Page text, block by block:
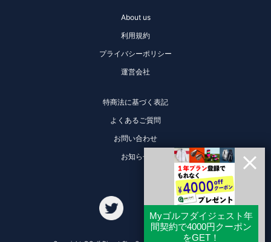
About us
利用規約
プライバシーポリシー
運営会社
特商法に基づく表記
よくあるご質問
お問い合わせ
お知らせ